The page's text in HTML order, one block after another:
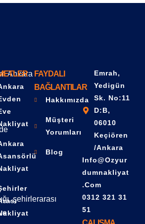
Ankara
şehirlerarası
FAYDALI
BAĞLANTILAR
Hakkımızda
Müşteri
Yorumları
Blog
Emrah,
Yedigün
Sk. No:11
D:B,
06010
Keçiören
/Ankara
Info@ozyur
Dumnakliyat
.com
0312 321 31
51